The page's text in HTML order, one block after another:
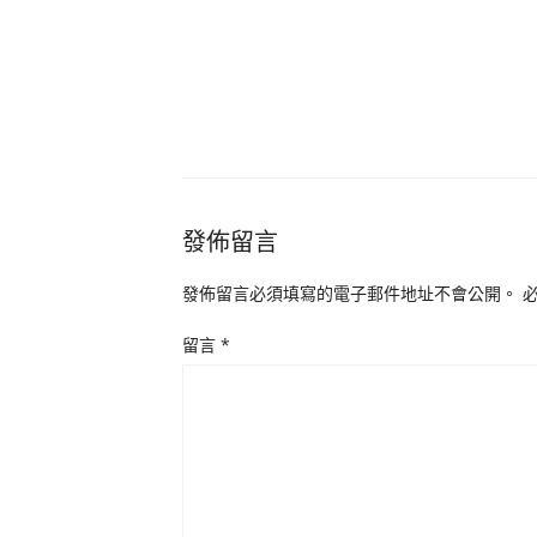
發佈留言
發佈留言必須填寫的電子郵件地址不會公開。
留言 *